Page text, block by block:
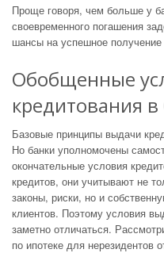
Проще говоря, чем больше у
своевременного погашения
шансы на успешное
Обобщенные
кредитования
Базовые принципы выдачи
Но банки уполномочены
окончательные условия
кредитов, они учитывают не
законы, риски, но и
клиентов. Поэтому условия
заметно отличаться.
по ипотеке для нерезидентов